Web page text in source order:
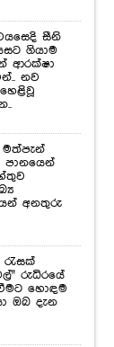
වඩා
දැඩි
සීනි
ගියාම
ආරක්ෂා
නව
අනතුරු
රුධිරයේ
හොඳම
ඔබ දැන